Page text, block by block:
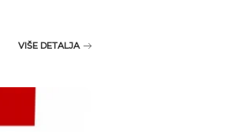
VIŠE DETALJA